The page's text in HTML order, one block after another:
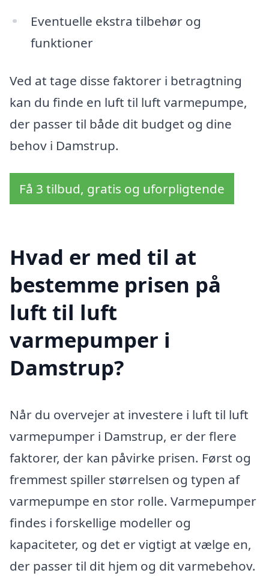
Eventuelle ekstra tilbehør og
funktioner
Ved at tage disse faktorer i betragtning
kan du finde en luft til luft varmepumpe,
der passer til både dit budget og dine
behov i Damstrup.
Få 3 tilbud, gratis og uforpligtende
Hvad er med til at
bestemme prisen på
luft til luft
varmepumper i
Damstrup?
Når du overvejer at investere i luft til luft
varmepumper i Damstrup, er der flere
faktorer, der kan påvirke prisen. Først og
fremmest spiller størrelsen og typen af
varmepumpe en stor rolle. Varmepumper
findes i forskellige modeller og
kapaciteter, og det er vigtigt at vælge en,
der passer til dit hjem og dit varmebehov.